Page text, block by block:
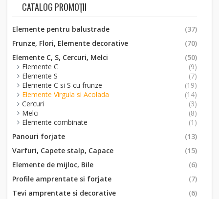
CATALOG PROMOȚII
Elemente pentru balustrade
(37)
Frunze, Flori, Elemente decorative
(70)
Elemente C, S, Cercuri, Melci
(50)
Elemente C
(9)
Elemente S
(7)
Elemente C si S cu frunze
(19)
Elemente Virgula si Acolada
(14)
Cercuri
(3)
Melci
(8)
Elemente combinate
(1)
Panouri forjate
(13)
Varfuri, Capete stalp, Capace
(15)
Elemente de mijloc, Bile
(6)
Profile amprentate si forjate
(7)
Tevi amprentate si decorative
(6)